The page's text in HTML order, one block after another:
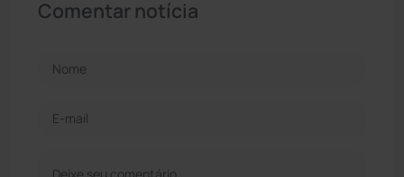
Comentar notícia